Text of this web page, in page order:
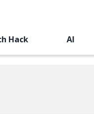
Hack AI